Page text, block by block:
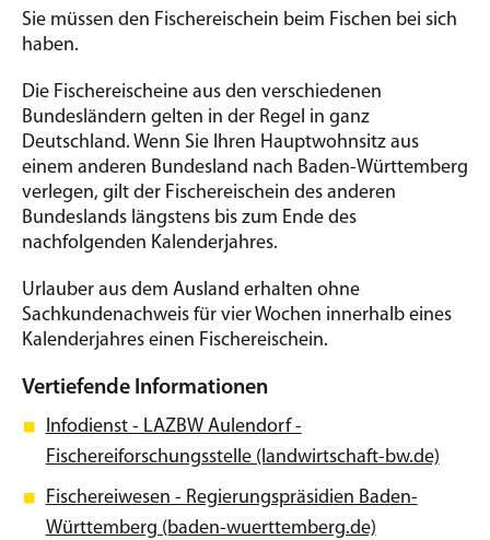
Sie müssen den Fischereischein beim Fischen bei sich
haben.
Die Fischereischeine aus den verschiedenen
Bundesländern gelten in der Regel in ganz
Deutschland. Wenn Sie Ihren Hauptwohnsitz aus
einem anderen Bundesland nach Baden-Württemberg
verlegen, gilt der Fischereischein des anderen
Bundeslands längstens bis zum Ende des
nachfolgenden Kalenderjahres.
Urlauber aus dem Ausland erhalten ohne
Sachkundenachweis für vier Wochen innerhalb eines
Kalenderjahres einen Fischereischein.
Vertiefende Informationen
Infodienst - LAZBW Aulendorf -
Fischereiforschungsstelle (landwirtschaft-bw.de)
Fischereiwesen - Regierungspräsidien Baden-
Württemberg (baden-wuerttemberg.de)